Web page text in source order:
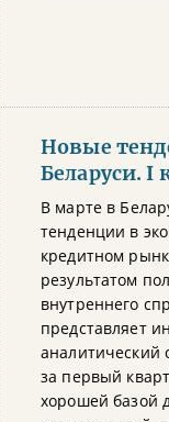
Новые
Беларуси. I
В марте в
тенденции в
кредитном
результатом
внутреннего
представляет
аналитический
за первый
хорошей базой